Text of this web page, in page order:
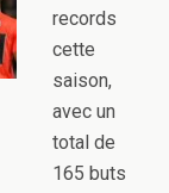
records
cette
saison,
avec un
total de
165 buts